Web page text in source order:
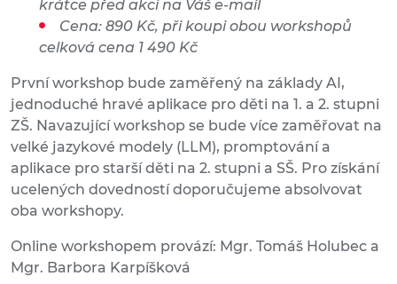
krátce před akcí na Váš e-mail
Cena: 890 Kč, při koupi obou workshopů
celková cena 1 490 Kč
První workshop bude zaměřený na základy AI,
jednoduché hravé aplikace pro děti na 1. a 2. stupni
ZŠ. Navazující workshop se bude více zaměřovat na
velké jazykové modely (LLM), promptování a
aplikace pro starší děti na 2. stupni a SŠ. Pro získání
ucelených dovedností doporučujeme absolvovat
oba workshopy.
Online workshopem provází: Mgr. Tomáš Holubec a
Mgr. Barbora Karpíšková